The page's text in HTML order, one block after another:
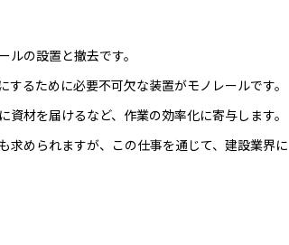
の設置と撤去です。
るために必要不可欠な装置がモノレールです。
材を届けるなど、作業の効率化に寄与します。
求められますが、この仕事を通じて、建設業界に